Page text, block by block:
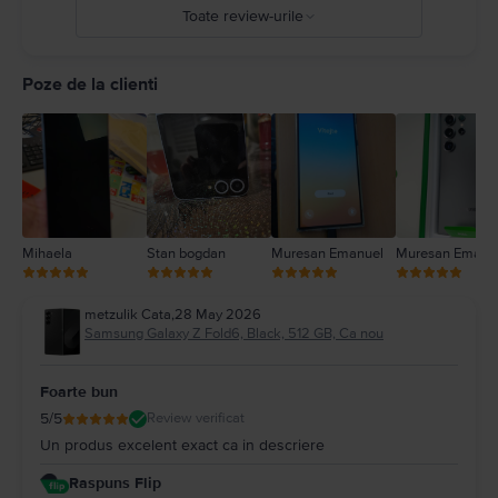
Toate review-urile
2
1
Poze de la clienti
Mihaela Stan bogdan Muresan Emanuel Muresan
metzulik Cata,28 May 2026
Samsung Galaxy Z Fold6, Black, 512 GB, Ca nou
Foarte bun
5/5 Review verificat
Un produs excelent exact ca in descriere
Raspuns Flip